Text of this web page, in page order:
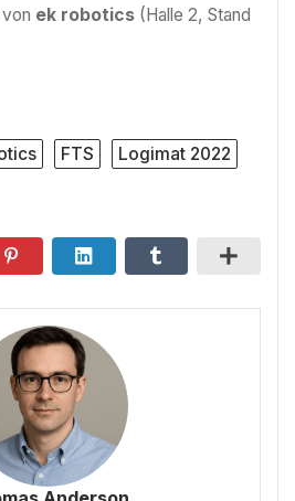
ek robotics (Halle 2, Stand
FTS
Logimat 2022